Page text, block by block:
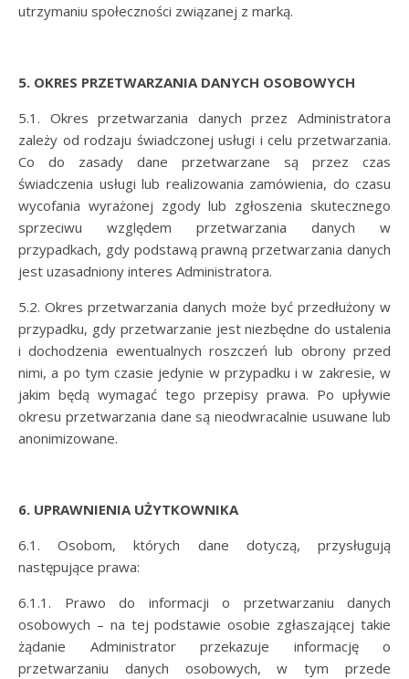
utrzymaniu społeczności związanej z marką.
5. OKRES PRZETWARZANIA DANYCH OSOBOWYCH
5.1. Okres przetwarzania danych przez Administratora
zależy od rodzaju świadczonej usługi i celu przetwarzania.
Co do zasady dane przetwarzane są przez czas
świadczenia usługi lub realizowania zamówienia, do czasu
wycofania wyrażonej zgody lub zgłoszenia skutecznego
sprzeciwu względem przetwarzania danych w
przypadkach, gdy podstawą prawną przetwarzania danych
jest uzasadniony interes Administratora.
5.2. Okres przetwarzania danych może być przedłużony w
przypadku, gdy przetwarzanie jest niezbędne do ustalenia
i dochodzenia ewentualnych roszczeń lub obrony przed
nimi, a po tym czasie jedynie w przypadku i w zakresie, w
jakim będą wymagać tego przepisy prawa. Po upływie
okresu przetwarzania dane są nieodwracalnie usuwane lub
anonimizowane.
6. UPRAWNIENIA UŻYTKOWNIKA
6.1. Osobom, których dane dotyczą, przysługują
następujące prawa:
6.1.1. Prawo do informacji o przetwarzaniu danych
osobowych – na tej podstawie osobie zgłaszającej takie
żądanie Administrator przekazuje informację o
przetwarzaniu danych osobowych, w tym przede